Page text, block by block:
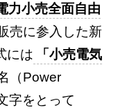
力小売全面自由
売に参入した新
には
「小売電気
（Power
字をとって